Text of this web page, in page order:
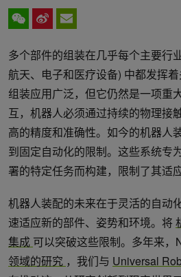
多个部件的组装在几乎每个主要行
航天、电子和医疗设备) 中都发挥
组装应用广泛，但它仍然是一项重
互，机器人必须通过持续的物理接
高的精度和准确性。如今的机器人
到固定自动化的限制。这些系统专
署的特定任务而构建，限制了其适
机器人装配的未来在于灵活的自动
速适应新的部件、姿势和环境。将
集成 可以突破这些限制。多年来，
领域的研究 ，我们与 Universal